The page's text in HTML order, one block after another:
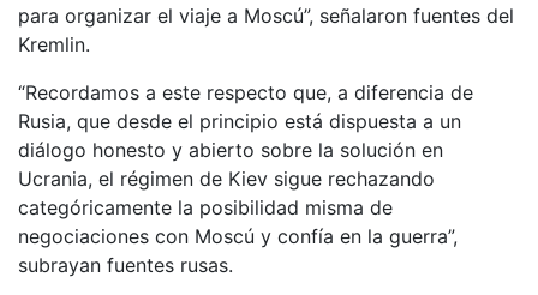
para organizar el viaje a Moscú”, señalaron fuentes del
Kremlin.
“Recordamos a este respecto que, a diferencia de
Rusia, que desde el principio está dispuesta a un
diálogo honesto y abierto sobre la solución en
Ucrania, el régimen de Kiev sigue rechazando
categóricamente la posibilidad misma de
negociaciones con Moscú y confía en la guerra”,
subrayan fuentes rusas.